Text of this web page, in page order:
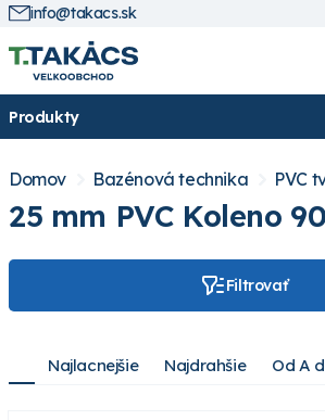
info@takacs.sk
Produkty
Domov Bazénová technika PVC
25 mm PVC Koleno
Filtrovať
Najlacnejšie Najdrahšie Od A